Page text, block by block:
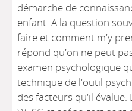
démarche de
enfant. A la question
faire et comment m'y
répond qu'on ne peut
examen psychologique
technique de l'outil
des facteurs qu'il